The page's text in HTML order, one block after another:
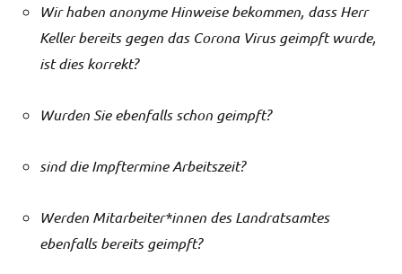
Wir haben anonyme Hinweise bekommen, dass Herr
Keller bereits gegen das Corona Virus geimpft wurde,
ist dies korrekt?
Wurden Sie ebenfalls schon geimpft?
sind die Impftermine Arbeitszeit?
Werden Mitarbeiter*innen des Landratsamtes
ebenfalls bereits geimpft?